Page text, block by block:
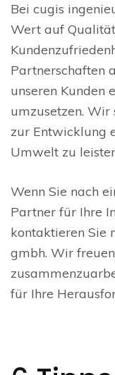
Bei cugis
Wert auf
Partnerschaften
unseren Kunden
umzusetzen. Wir
zur Entwicklung
Umwelt zu
Wenn Sie nach
Partner für Ihre
kontaktieren Sie
gmbh. Wir
für Ihre